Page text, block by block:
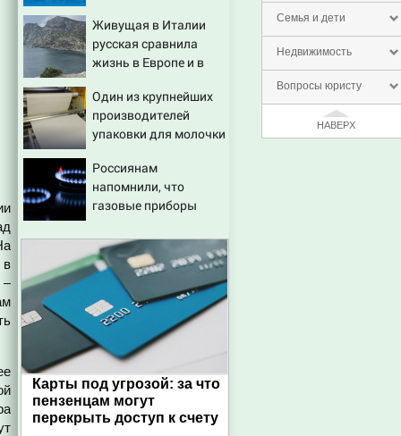
Семья и дети
Недвижимость
Вопросы юристу
НАВЕРХ
в
–
последствия, атаки на
склады Wildberries,
состояние
Живущая в Италии
русская сравнила
жизнь в Европе и в
Один из крупнейших
производителей
упаковки для молочки
работу
Россиянам
напомнили, что
газовые приборы
ремонтировать
самостоятельно
Карты под угрозой: за что
пензенцам могут
перекрыть доступ к счету